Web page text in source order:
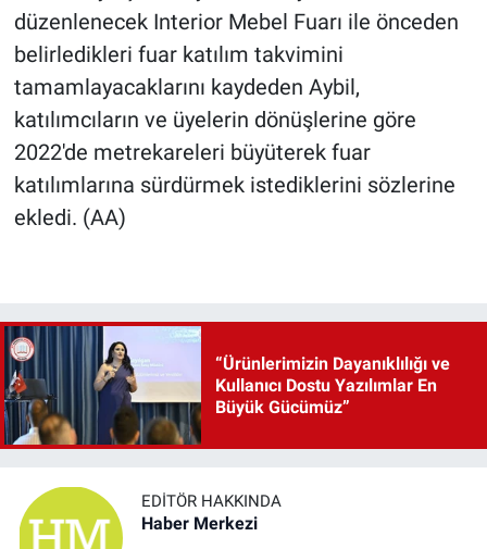
düzenlenecek Interior Mebel Fuarı ile önceden
belirledikleri fuar katılım takvimini
tamamlayacaklarını kaydeden Aybil,
katılımcıların ve üyelerin dönüşlerine göre
2022'de metrekareleri büyüterek fuar
katılımlarına sürdürmek istediklerini sözlerine
ekledi. (AA)
“Ürünlerimizin Dayanıklılığı ve
Kullanıcı Dostu Yazılımlar En
Büyük Gücümüz”
EDITÖR HAKKINDA
Haber Merkezi